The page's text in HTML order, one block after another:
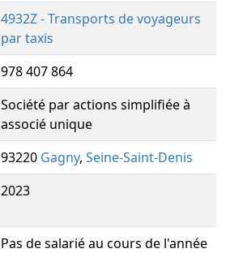
4932Z - Transports de voyageurs
par taxis
978 407 864
Société par actions simplifiée à
associé unique
93220 Gagny, Seine-Saint-Denis
2023
Pas de salarié au cours de l'année